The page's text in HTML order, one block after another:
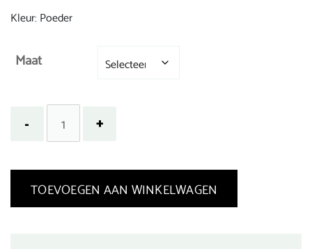
Kleur: Poeder
Maat
TOEVOEGEN AAN WINKELWAGEN